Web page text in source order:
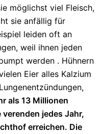
möglichst viel Fleisch,
sie anfällig für
leiden oft an
weil ihnen jeden
werden . Hühnern
Eier alles Kalzium
als 13 Millionen
jedes Jahr,
erreichen. Die